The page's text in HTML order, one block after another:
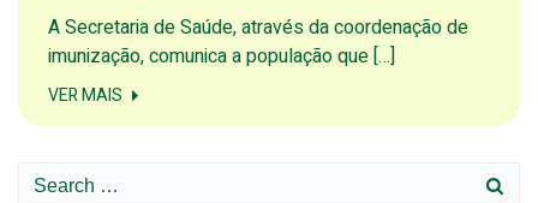
A Secretaria de Saúde, através da coordenação de
imunização, comunica a população que […]
VER MAIS
Search